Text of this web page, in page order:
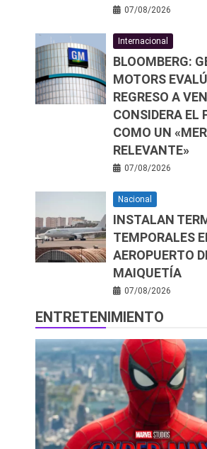
07/08/2026
Internacional
BLOOMBERG:
MOTORS
REGRESO A
CONSIDERA EL
COMO UN
RELEVANTE»
07/08/2026
Nacional
INSTALAN
TEMPORALES
AEROPUERTO
MAIQUETÍA
07/08/2026
ENTRETENIMIENTO